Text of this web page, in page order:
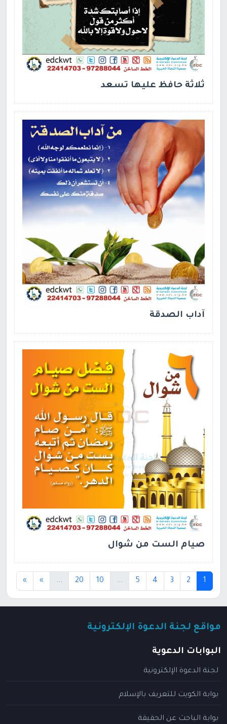
ثلاثة حافظ عليها تسعد
آداب الصدقة
صيام الست من شوال
1
(current)
2
3
4
5
...
10
20
...
»
»
مواقع لجنة الدعوة الإلكترونية
البوابات الدعوية
لجنة الدعوة الإلكترونية
بوابة الكويت للتعريف بالإسلام
بوابة الباحث عن الحقيقة